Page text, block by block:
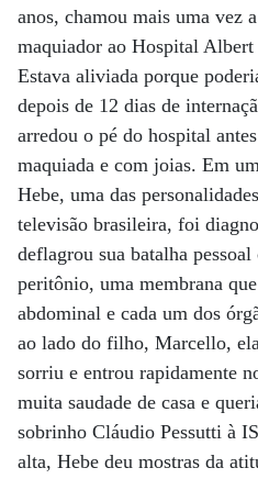
anos, chamou mais uma vez
maquiador ao Hospital
Estava aliviada porque
depois de 12 dias de
arredou o pé do hospital
maquiada e com joias. Em
Hebe, uma das
televisão brasileira, foi
deflagrou sua batalha
peritônio, uma membrana
abdominal e cada um dos
ao lado do filho, Marcello,
sorriu e entrou rapidamente
muita saudade de casa e
sobrinho Cláudio Pessutti à
alta, Hebe deu mostras da